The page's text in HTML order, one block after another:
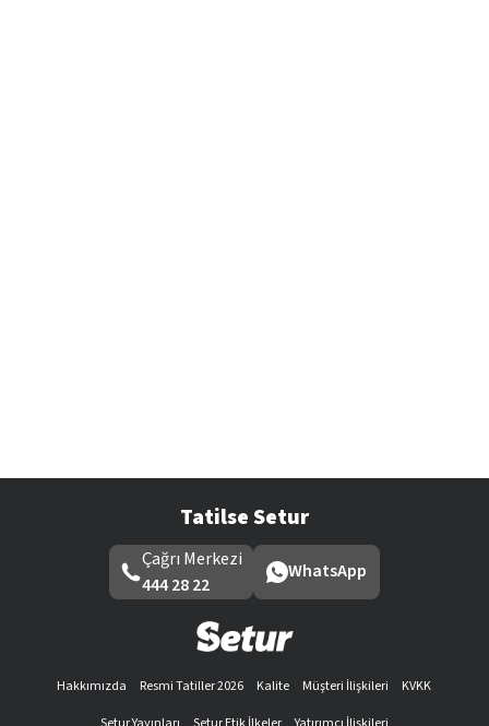
Tatilse Setur
Çağrı Merkezi
444 28 22
WhatsApp
Hakkımızda Resmi Tatiller 2026 Kalite Müşteri İlişkileri
KVKK